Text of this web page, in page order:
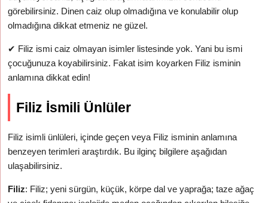
görebilirsiniz. Dinen caiz olup olmadığına ve konulabilir olup
olmadığına dikkat etmeniz ne güzel.
✔ Filiz ismi caiz olmayan isimler listesinde yok. Yani bu ismi
çocuğunuza koyabilirsiniz. Fakat isim koyarken Filiz isminin
anlamına dikkat edin!
Filiz İsmili Ünlüler
Filiz isimli ünlüleri, içinde geçen veya Filiz isminin anlamına
benzeyen terimleri araştırdık. Bu ilginç bilgilere aşağıdan
ulaşabilirsiniz.
Filiz: Filiz; yeni sürgün, küçük, körpe dal ve yaprağa; taze ağaç